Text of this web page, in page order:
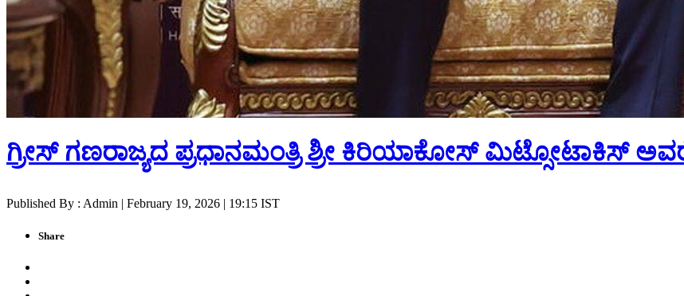
ಗ್ರೀಸ್ ಗಣರಾಜ್ಯದ ಪ್ರಧಾನಮಂತ್ರಿ ಶ್ರೀ ಕಿರಿಯಾಕೋಸ್ ಮಿಟ್ಸೋಟಾಕಿಸ್
Published By : Admin | February 19, 2026 | 19:15 IST
Share